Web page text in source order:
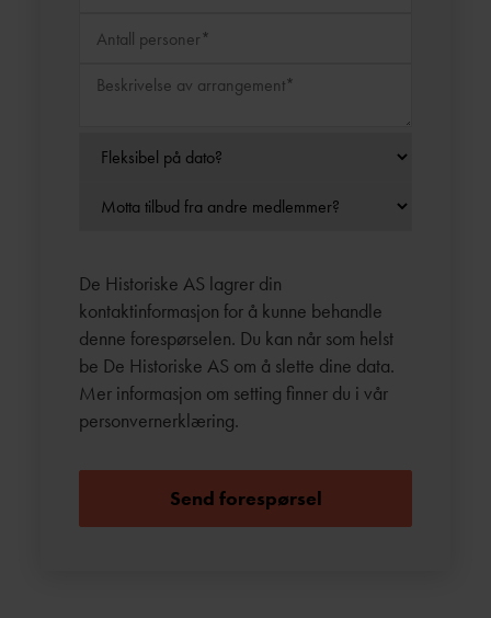
De Historiske AS lagrer din
kontaktinformasjon for å kunne behandle
denne forespørselen. Du kan når som helst
be De Historiske AS om å slette dine data.
Mer informasjon om setting finner du i vår
personvernerklæring.